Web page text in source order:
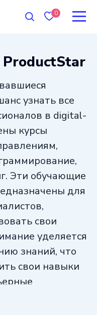
0
узнать все
в digital-
курсы
Эти обучающие
для
свои
уделяется
знаний, что
свои навыки